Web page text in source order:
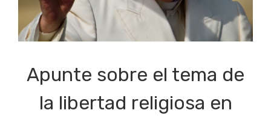
Apunte sobre el tema de
la libertad religiosa en